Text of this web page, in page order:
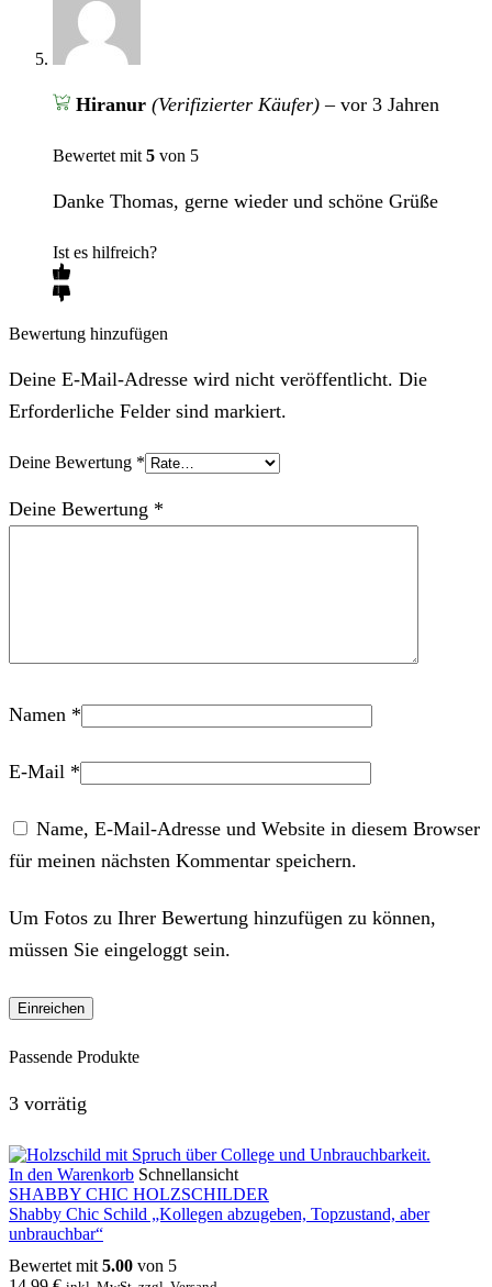
Hiranur (Verifizierter Käufer) – vor 3 Jahren
Bewertet mit 5 von 5
Danke Thomas, gerne wieder und schöne Grüße
Ist es hilfreich?
Bewertung hinzufügen
Deine E-Mail-Adresse wird nicht veröffentlicht. Die
Erforderliche Felder sind markiert.
Deine Bewertung *
Deine Bewertung *
Namen *
E-Mail *
Name, E-Mail-Adresse und Website in diesem Browser
für meinen nächsten Kommentar speichern.
Um Fotos zu Ihrer Bewertung hinzufügen zu können,
müssen Sie eingeloggt sein.
Passende Produkte
3 vorrätig
In den Warenkorb Schnellansicht
SHABBY CHIC HOLZSCHILDER
Shabby Chic Schild „Kollegen abzugeben, Topzustand, aber
unbrauchbar“
Bewertet mit 5.00 von 5